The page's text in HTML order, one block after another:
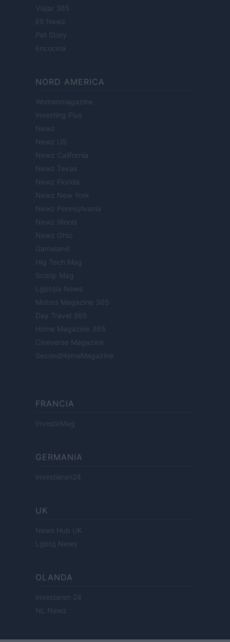
Viajar 365
ES Newz
Pet Story
Encocina
NORD AMERICA
Womanmagazine
Investing Plus
Newz
Newz US
Newz California
Newz Texas
Newz Florida
Newz New York
Newz Pennsylvania
Newz Illinois
Newz Ohio
Gameland
Hig Tech Mag
Scoop Mag
Lgbtqia News
Motors Magazine 365
Day Travel 365
Home Magazine 365
Cineverse Magazine
SecondHomeMagazine
FRANCIA
InvestirMag
GERMANIA
Investieren24
UK
News Hub UK
Lgbtq News
OLANDA
Investeren 24
NL Newz